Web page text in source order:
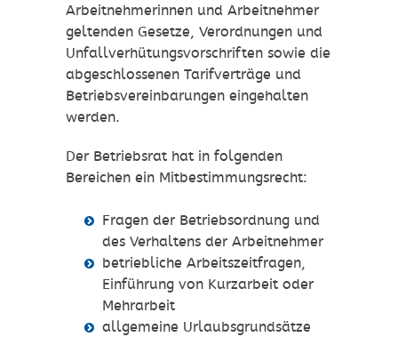
Arbeitnehmerinnen und Arbeitnehmer
geltenden Gesetze, Verordnungen und
Unfallverhütungsvorschriften sowie die
abgeschlossenen Tarifverträge und
Betriebsvereinbarungen eingehalten
werden.
Der Betriebsrat hat in folgenden
Bereichen ein Mitbestimmungsrecht:
Fragen der Betriebsordnung und
des Verhaltens der Arbeitnehmer
betriebliche Arbeitszeitfragen,
Einführung von Kurzarbeit oder
Mehrarbeit
allgemeine Urlaubsgrundsätze